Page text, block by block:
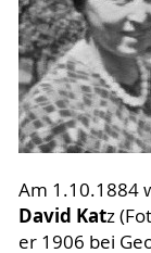
Am 1.10.1884
David Katz
er 1906 bei